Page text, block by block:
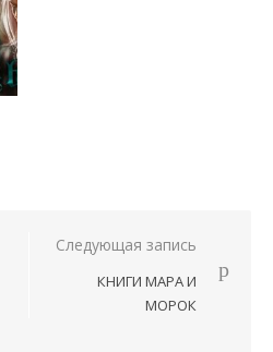
Следующая запись
КНИГИ МАРА И
МОРОК